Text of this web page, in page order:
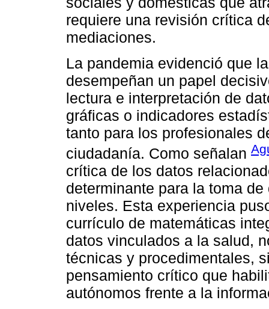
requiere una revisión crítica
mediaciones.
La pandemia evidenció que
desempeñan un papel
lectura e interpretación de
gráficas o indicadores
tanto para los profesionales
ciudadanía. Como señalan
crítica de los datos
determinante para la toma
niveles. Esta experiencia
currículo de matemáticas
datos vinculados a la salud,
técnicas y procedimentales,
pensamiento crítico que
autónomos frente a la